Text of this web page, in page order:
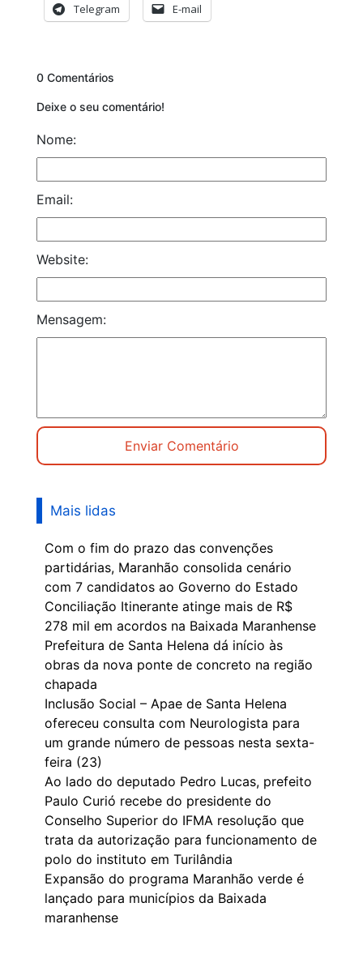
Telegram E-mail
0 Comentários
Deixe o seu comentário!
Nome:
Email:
Website:
Mensagem:
Mais lidas
Com o fim do prazo das convenções
partidárias, Maranhão consolida cenário
com 7 candidatos ao Governo do Estado
Conciliação Itinerante atinge mais de R$
278 mil em acordos na Baixada Maranhense
Prefeitura de Santa Helena dá início às
obras da nova ponte de concreto na região
chapada
Inclusão Social – Apae de Santa Helena
ofereceu consulta com Neurologista para
um grande número de pessoas nesta sexta-
feira (23)
Ao lado do deputado Pedro Lucas, prefeito
Paulo Curió recebe do presidente do
Conselho Superior do IFMA resolução que
trata da autorização para funcionamento de
polo do instituto em Turilândia
Expansão do programa Maranhão verde é
lançado para municípios da Baixada
maranhense